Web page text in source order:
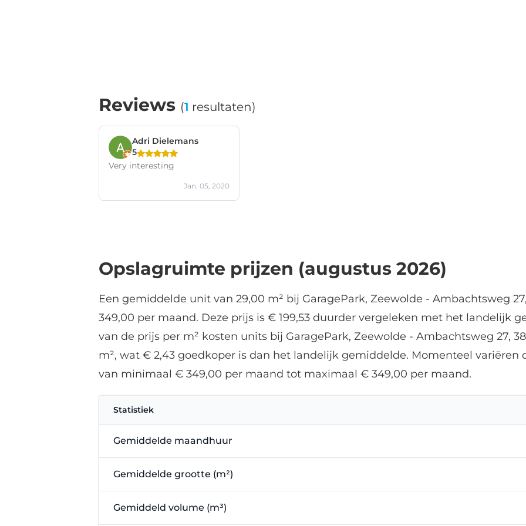
Reviews (1 resultaten)
Adri Dielemans
5
Very interesting
Jan. 05, 2020
Opslagruimte prijzen (augustus 2026)
Een gemiddelde unit van 29,00 m² bij GaragePark, Zeewolde - Ambachtsweg
349,00 per maand. Deze prijs is € 199,53 duurder vergeleken met het landelijk
van de prijs per m² kosten units bij GaragePark, Zeewolde - Ambachtsweg 27,
m², wat € 2,43 goedkoper is dan het landelijk gemiddelde. Momenteel variëren
van minimaal € 349,00 per maand tot maximaal € 349,00 per maand.
Statistiek
Gemiddelde maandhuur
Gemiddelde grootte (m²)
Gemiddeld volume (m³)